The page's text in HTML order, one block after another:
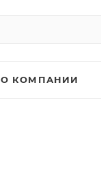
О КОМПАНИИ